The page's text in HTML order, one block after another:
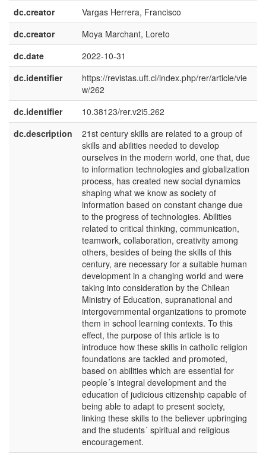
dc.creator
Vargas Herrera, Francisco
dc.creator
Moya Marchant, Loreto
dc.date
2022-10-31
dc.identifier
https://revistas.uft.cl/index.php/rer/article/vie
w/262
dc.identifier
10.38123/rer.v2i5.262
dc.description
21st century skills are related to a group of
skills and abilities needed to develop
ourselves in the modern world, one that, due
to information technologies and globalization
process, has created new social dynamics
shaping what we know as society of
information based on constant change due
to the progress of technologies. Abilities
related to critical thinking, communication,
teamwork, collaboration, creativity among
others, besides of being the skills of this
century, are necessary for a suitable human
development in a changing world and were
taking into consideration by the Chilean
Ministry of Education, supranational and
intergovernmental organizations to promote
them in school learning contexts. To this
effect, the purpose of this article is to
introduce how these skills in catholic religion
foundations are tackled and promoted,
based on abilities which are essential for
people´s integral development and the
education of judicious citizenship capable of
being able to adapt to present society,
linking these skills to the believer upbringing
and the students´ spiritual and religious
encouragement.